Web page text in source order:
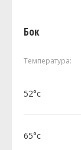
Бок
Температура:
52°c
65°c